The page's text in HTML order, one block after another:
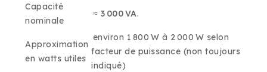
Capacité
nominale
≈ 3 000 VA.
Approximation
en watts utiles
environ 1 800 W à 2 000 W selon
facteur de puissance (non toujours
indiqué)